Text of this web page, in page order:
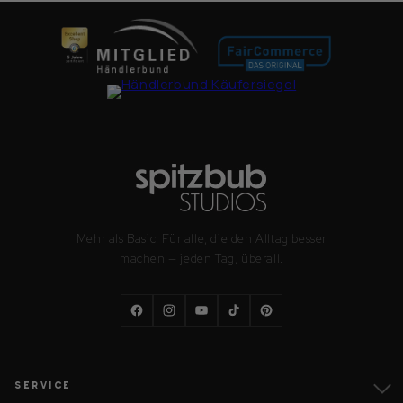
Mehr als Basic. Für alle, die den Alltag besser
machen — jeden Tag, überall.
FacebookInstagram
YouTubeTikTokPinterest
SERVICE